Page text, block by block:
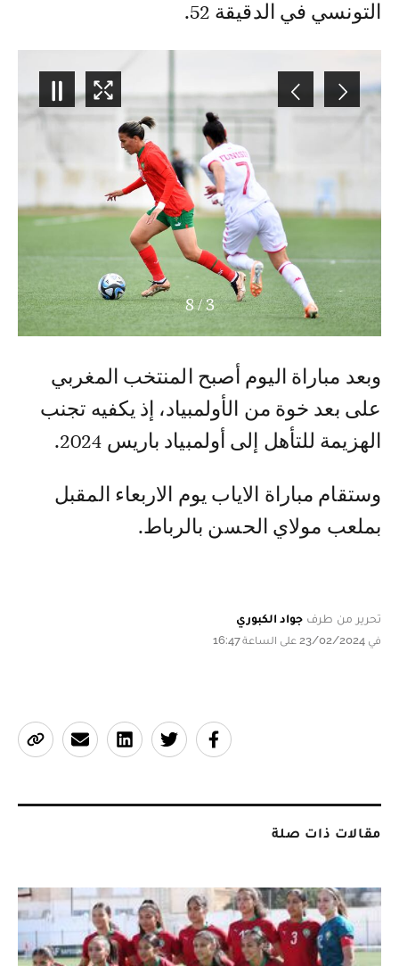
التونسي في الدقيقة 52.
3
/
8
وبعد مباراة اليوم أصبح المنتخب المغربي
على بعد خوة من الأولمبياد، إذ يكفيه تجنب
الهزيمة للتأهل إلى أولمبياد باريس 2024.
وستقام مباراة الاياب يوم الاربعاء المقبل
بملعب مولاي الحسن بالرباط.
تحرير من طرف جواد الكبوري
في 23/02/2024 على الساعة 16:47
مقالات ذات صلة